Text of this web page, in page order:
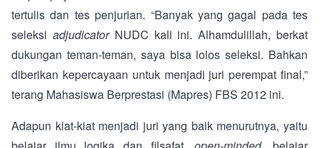
tertulis dan tes penjurian. “Banyak yang gagal pada tes
seleksi adjudicatorNUDC kali ini. Alhamdulillah, berkat
dukungan teman-teman, saya bisa lolos seleksi. Bahkan
diberikan kepercayaan untuk menjadi juri perempat final,”
terang Mahasiswa Berprestasi (Mapres) FBS 2012 ini.
Adapun kiat-kiat menjadi juri yang baik menurutnya, yaitu